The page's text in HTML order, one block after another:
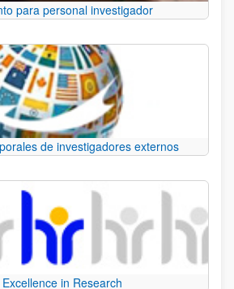
para personal investigador
de investigadores externos
Excellence in Research